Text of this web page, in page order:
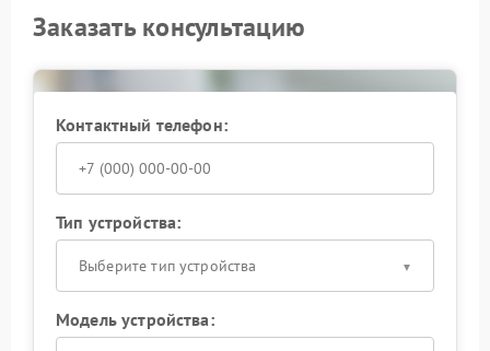
центр Powercom. Специалисты проводят
диагностику и выполняют ремонт с заменой
Не откладывайте обращение: своевременные
оборудования и продлить срок его службы.
Заказать консультацию
Контактный телефон:
Тип устройства:
Выберите тип устройства
Модель устройства: